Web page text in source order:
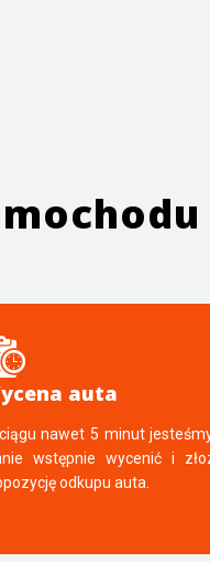
auta
nawet 5 minut
wstępnie wycenić i
odkupu auta.